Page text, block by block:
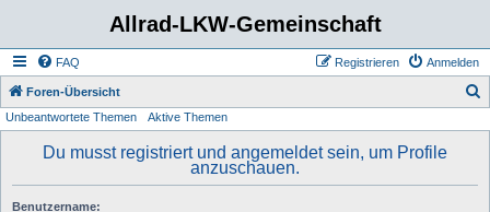
Allrad-LKW-Gemeinschaft
FAQ Anmelden
Registrieren
Foren-Übersicht
Unbeantwortete Themen Aktive Themen
Du musst registriert und angemeldet sein, um Profile
anzuschauen.
Benutzername: